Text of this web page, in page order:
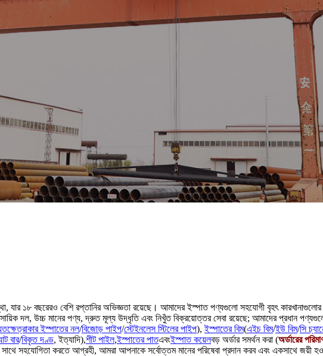
যার ১৮ বছরেরও বেশি রপ্তানির অভিজ্ঞতা রয়েছে। আমাদের ইস্পাত পণ্যগুলো সহযোগী বৃহৎ
দল, উচ্চ মানের পণ্য, দ্রুত মূল্য উদ্ধৃতি এবং নিখুঁত বিক্রয়োত্তর সেবা রয়েছে; আমাদের প্রধান
ইস্পাতের নল/বিজোড় পাইপ/স্টেইনলেস স্টিলের পাইপ),ইস্পাতের বিম(এইচ বিম/ইউ বিম/সি
বার/বিকৃত দণ্ড, ইত্যাদি),শীট পাইল,ইস্পাতের পাতএবংইস্পাত কয়েলবড় অর্ডার সমর্থন করা (অর্ডারের
সহযোগিতা করতে আগ্রহী, আমরা আপনাকে সর্বোত্তম মানের পরিষেবা প্রদান করব এবং একসাথে জয়ী